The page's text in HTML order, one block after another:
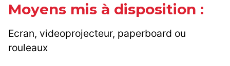
Moyens mis à disposition :
Ecran, videoprojecteur, paperboard ou
rouleaux